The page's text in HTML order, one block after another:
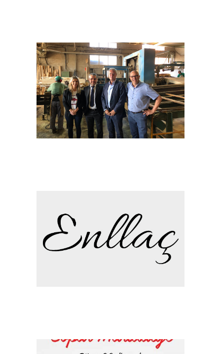
CAIXABANK SIGNA UN
CONVENI DE
COL·LABORACIÓ AMB
AMISOL
Aquest mes de
setembre s’inicia el